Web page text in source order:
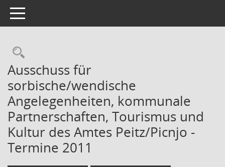
Toggle navigation
Rechercheauswahl
Ausschuss für
sorbische/wendische
Angelegenheiten, kommunale
Partnerschaften, Tourismus und
Kultur des Amtes Peitz/Picnjo -
Termine 2011